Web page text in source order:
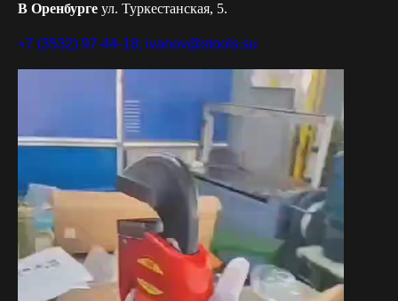
В Оренбурге ул. Туркестанская, 5.
+7 (3532) 97-44-18; ivanov@stools.su